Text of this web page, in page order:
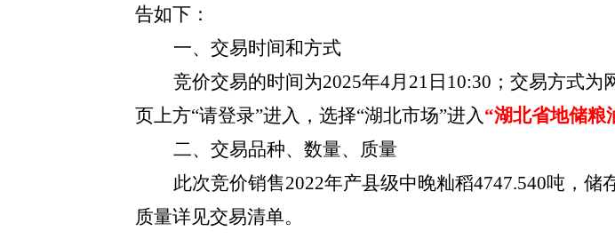
告如下：
一、交易时间和方式
竞价交易的时间为2025年4月21日10:30；交易方式
页上方“请登录”进入，选择“湖北市场”进入“湖北省地储粮
二、交易品种、数量、质量
此次竞价销售2022年产县级中晚籼稻4747.540吨，
质量详见交易清单。